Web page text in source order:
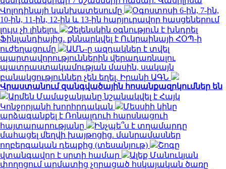
Վոլոդինայի կանխատեսումը
Օգոստոսի 6-ին, 7-ին,
10-ին, 11-ին, 12-ին և 13-ին հարյուրավոր հասցեներում
լույս չի լինելու
Զելենսկին օգնություն է խնդրել
Ֆինլանդիայից․ քննարկվել է Ուկրաինայի ՀՕՊ-ի
ուժեղացումը
ԱՄՆ-ը ազդակներ է տվել
պարտավորություններին վերադառնալու
պատրաստակամության մասին, սակայն
բանակցություններ չեն եղել. Իրանի ԱԳՆ
Վրաստանում զանգվածային հոսանքազրկումներ են
Արմեն Մամաջանյանը նշանակվել է Հայկ
Կոնջորյանի խորհրդական
Մեսսիի կինը
արձագանքել է Ռոնալդուի հարսնացուի
հայտարարությանը
Ինչպե՞ս է տղամարդը
մահացել մեղվի խայթոցից. մանրամասներ
ողբերգական դեպքից (տեսանյութ)
Շոգը
վտանգավոր է սրտի համար
Ալեք Մանուկյան
փողոցում արմատից չորացած հսկայական ծառը